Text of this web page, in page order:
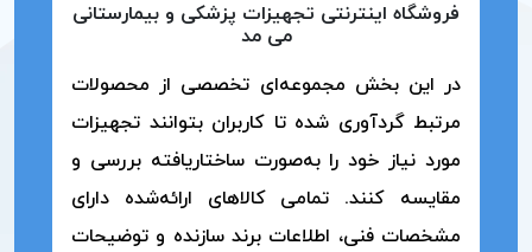
فروشگاه اینترنتی تجهیزات پزشکی و بیمارستانی
می مد
در این بخش مجموعه‌ای تخصصی از محصولات
مرتبط گردآوری شده تا کاربران بتوانند تجهیزات
مورد نیاز خود را به‌صورت ساختاریافته بررسی و
مقایسه کنند. تمامی کالاهای ارائه‌شده دارای
مشخصات فنی، اطلاعات برند سازنده و توضیحات